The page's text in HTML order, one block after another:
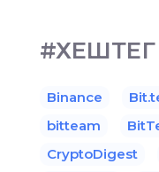
#ХЕШТЕГ
Binance
bitteam
CryptoDigest